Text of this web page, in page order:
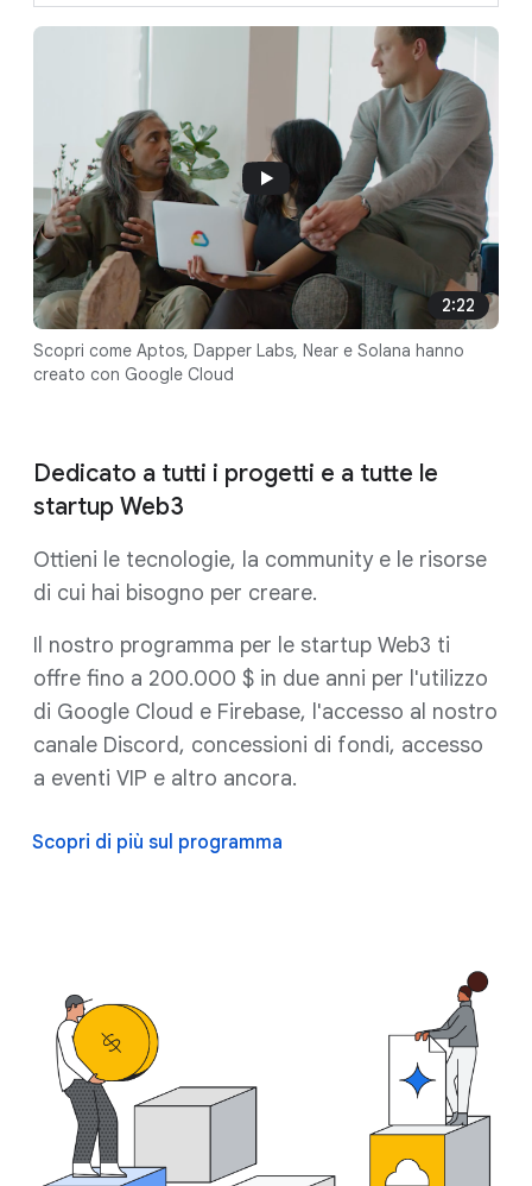
2:22
Scopri come Aptos, Dapper Labs, Near e Solana hanno
creato con Google Cloud
Dedicato a tutti i progetti e a tutte le
startup Web3
Ottieni le tecnologie, la community e le risorse
di cui hai bisogno per creare.
Il nostro programma per le startup Web3 ti
offre fino a 200.000 $ in due anni per l'utilizzo
di Google Cloud e Firebase, l'accesso al nostro
canale Discord, concessioni di fondi, accesso
a eventi VIP e altro ancora.
Scopri di più sul programma